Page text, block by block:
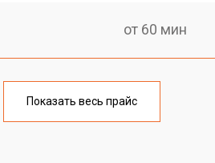
от 60 мин
от 90 мин
Показать весь прайс